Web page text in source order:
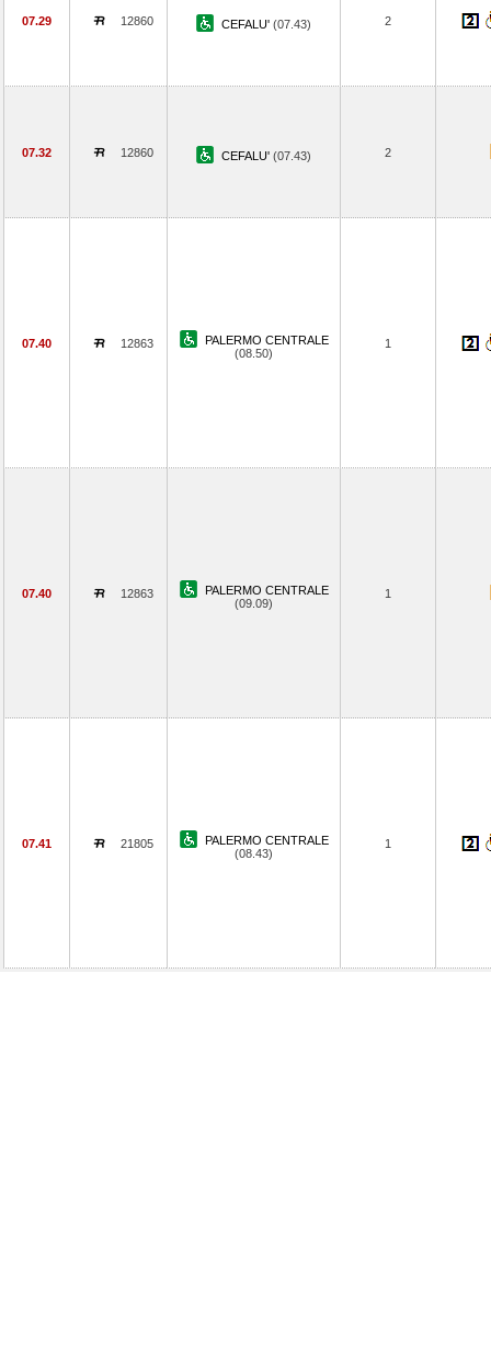
07.29 12860 CEFALU' (07.43) 2
07.32 12860 CEFALU' (07.43) 2
07.40 12863
PALERMO CENTRALE
(08.50)
1
07.40 12863
PALERMO CENTRALE
(09.09)
1
07.41 21805
PALERMO CENTRALE
(08.43)
1